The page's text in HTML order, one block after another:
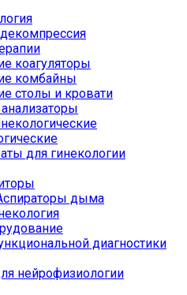
коагуляторы
комбайны
столы и кровати
для гинекологии
дыма
диагностики
нейрофизиологии